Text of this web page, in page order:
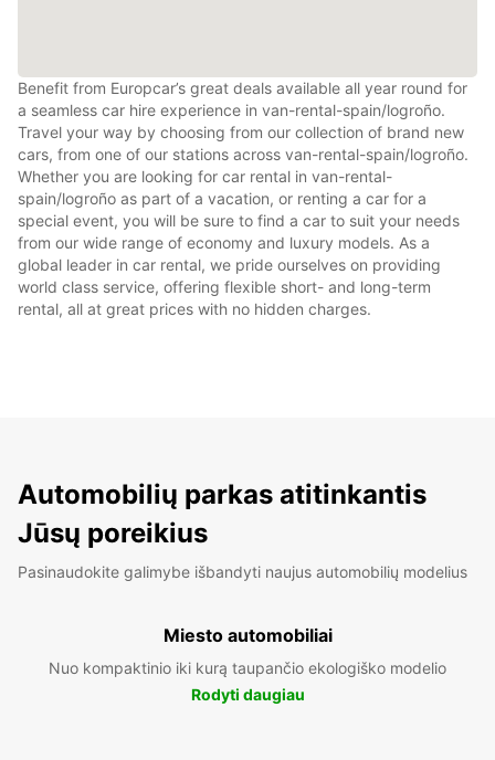
Benefit from Europcar’s great deals available all year round for
a seamless car hire experience in van-rental-spain/logroño.
Travel your way by choosing from our collection of brand new
cars, from one of our stations across van-rental-spain/logroño.
Whether you are looking for car rental in van-rental-
spain/logroño as part of a vacation, or renting a car for a
special event, you will be sure to find a car to suit your needs
from our wide range of economy and luxury models. As a
global leader in car rental, we pride ourselves on providing
world class service, offering flexible short- and long-term
rental, all at great prices with no hidden charges.
Automobilių parkas atitinkantis
Jūsų poreikius
Pasinaudokite galimybe išbandyti naujus automobilių modelius
Miesto automobiliai
Nuo kompaktinio iki kurą taupančio ekologiško modelio
Rodyti daugiau